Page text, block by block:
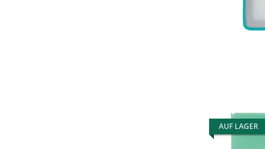
AUF LAGER